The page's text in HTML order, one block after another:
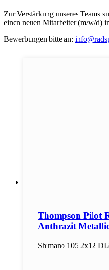
Zur Verstärkung unseres Teams
einen neuen Mitarbeiter (m/w/d)
Bewerbungen bitte an:
Thompson Pilot
Anthrazit
Shimano 105 2x12